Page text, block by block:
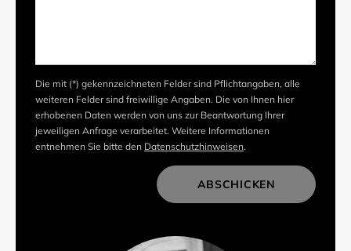
Die mit (*) gekennzeichneten Felder sind Pflichtangaben, alle
weiteren Felder sind freiwillige Angaben. Die von Ihnen hier
erhobenen Daten werden von uns zur Beantwortung Ihrer
jeweiligen Anfrage verarbeitet. Weitere Informationen
entnehmen Sie bitte den Datenschutzhinweisen.
ABSCHICKEN